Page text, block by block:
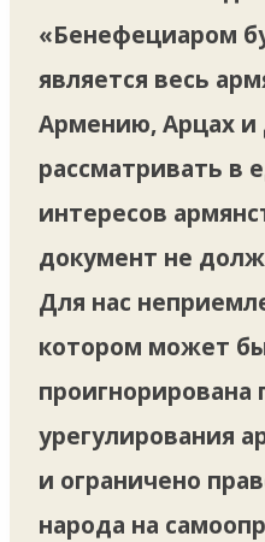
«Бенефециаром
является весь
Армению, Арцах и
рассматривать в
интересов
документ не
Для нас
котором может
проигнорирована
урегулирования
и ограничено
народа на